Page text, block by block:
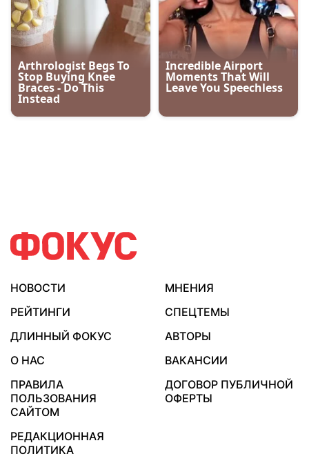
НОВОСТИ
МНЕНИЯ
РЕЙТИНГИ
СПЕЦТЕМЫ
ДЛИННЫЙ ФОКУС
АВТОРЫ
О НАС
ВАКАНСИИ
ПРАВИЛА
ПОЛЬЗОВАНИЯ
САЙТОМ
ДОГОВОР ПУБЛИЧНОЙ
ОФЕРТЫ
РЕДАКЦИОННАЯ
ПОЛИТИКА